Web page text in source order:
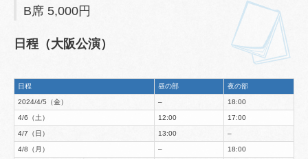
B席 5,000円
日程（大阪公演）
日程 昼の部 夜の部
2024/4/5（金） – 18:00
4/6（土） 12:00 17:00
4/7（日） 13:00 –
4/8（月） – 18:00